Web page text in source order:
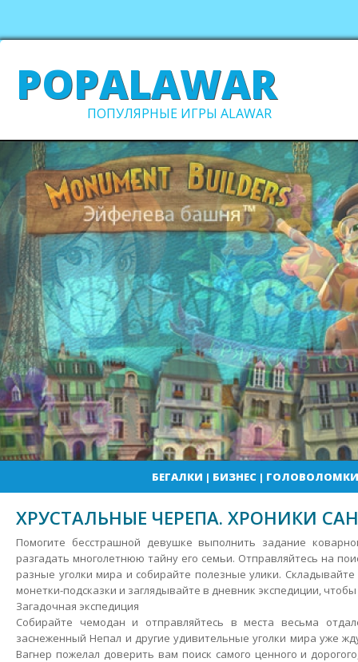
POPALAWAR
ПОПУЛЯРНЫЕ ИГРЫ ALAWAR
БЕГАЛКИ | БИЗНЕС| ГОЛОВОЛОМКИ
ХРУСТАЛЬНЫЕ ЧЕРЕПА. ХРОНИКИ
Помогите бесстрашной девушке выполнить задание
разгадать многолетнюю тайну его семьи. Отправляйтесь на
разные уголки мира и собирайте полезные улики.
монетки-подсказки и заглядывайте в дневник экспедиции,
Загадочная экспедиция
Собирайте чемодан и отправляйтесь в места весьма
заснеженный Непал и другие удивительные уголки мира уже
Вагнер пожелал доверить вам поиск самого ценного и